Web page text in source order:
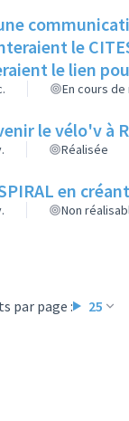
le
le lien
En cours
le vélo'v à
Réalisée
en
Non
par page : 25